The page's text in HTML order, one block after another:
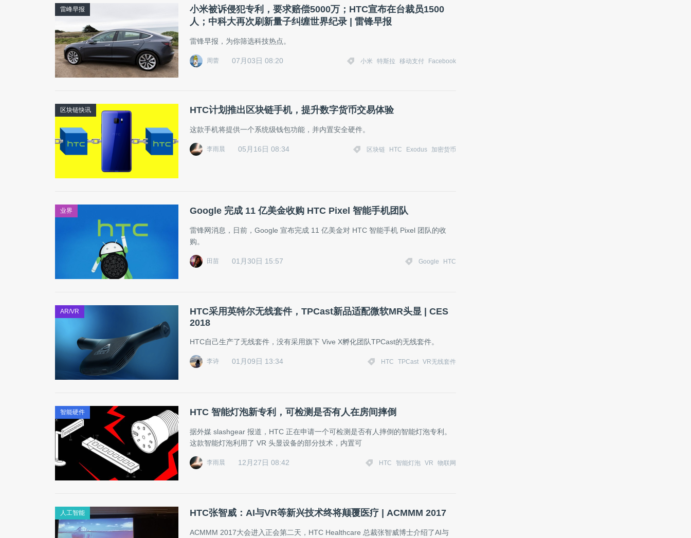
雷峰早报
小米被诉侵犯专利，要求赔偿5000万；HTC宣布在台裁员1500
人；中科大再次刷新量子纠缠世界纪录 | 雷锋早报
雷锋早报，为你筛选科技热点。
周蕾 07月03日 08:20 小米 特斯拉 移动支付 Facebook
区块链快讯 HTC计划推出区块链手机，提升数字货币交易体验
这款手机将提供一个系统级钱包功能，并内置安全硬件。
李雨晨 05月16日 08:34 区块链 HTC Exodus 加密货币
业界 Google 完成 11 亿美金收购 HTC Pixel 智能手机团队
雷锋网消息，日前，Google 宣布完成 11 亿美金对 HTC 智能手机 Pixel 团队的收
购。
田苗 01月30日 15:57 Google HTC
AR/VR
HTC采用英特尔无线套件，TPCast新品适配微软MR头显 | CES
2018
HTC自己生产了无线套件，没有采用旗下 Vive X孵化团队TPCast的无线套件。
李诗 01月09日 13:34 HTC TPCast VR无线套件
智能硬件 HTC 智能灯泡新专利，可检测是否有人在房间摔倒
据外媒 slashgear 报道，HTC 正在申请一个可检测是否有人摔倒的智能灯泡专利。
这款智能灯泡利用了 VR 头显设备的部分技术，内置可
李雨晨 12月27日 08:42 HTC 智能灯泡 VR 物联网
人工智能 HTC张智威：AI与VR等新兴技术终将颠覆医疗 | ACMMM 2017
ACMMM 2017大会进入正会第二天，HTC Healthcare 总裁张智威博士介绍了AI与